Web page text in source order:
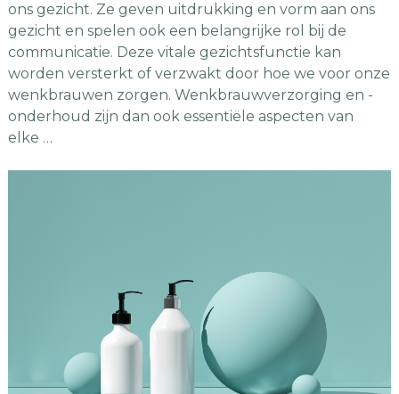
ons gezicht. Ze geven uitdrukking en vorm aan ons
gezicht en spelen ook een belangrijke rol bij de
communicatie. Deze vitale gezichtsfunctie kan
worden versterkt of verzwakt door hoe we voor onze
wenkbrauwen zorgen. Wenkbrauwverzorging en -
onderhoud zijn dan ook essentiële aspecten van
elke …